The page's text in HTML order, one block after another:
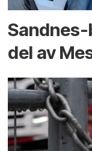
del av